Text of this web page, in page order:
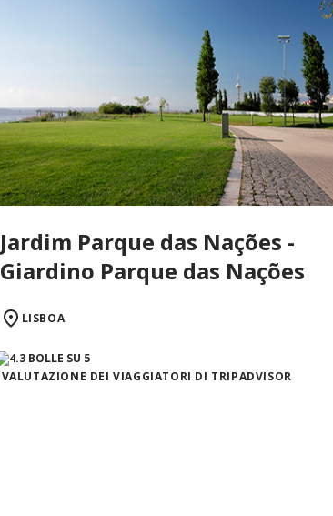
Jardim Parque das Nações -
Giardino Parque das Nações
LISBOA
VALUTAZIONE DEI VIAGGIATORI DI TRIPADVISOR